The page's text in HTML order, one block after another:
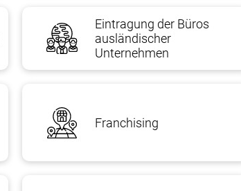
Eintragung der Büros
ausländischer
Unternehmen
Franchising